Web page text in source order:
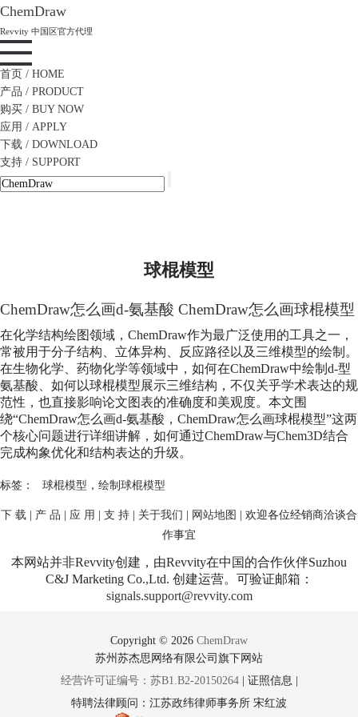
ChemDraw
Revvity 中国区官方代理
首页 / HOME
产品 / PRODUCT
购买 / BUY NOW
应用 / APPLY
下载 / DOWNLOAD
支持 / SUPPORT
球棍模型
ChemDraw怎么画d-氨基酸 ChemDraw怎么画球棍模型
在化学结构绘图领域，ChemDraw作为最广泛使用的工具之一，
常被用于分子结构、立体异构、反应路径以及三维模型的绘制。
在生物化学、药物化学等领域中，如何在ChemDraw中绘制d-型
氨基酸、如何以球棍模型展示三维结构，不仅关乎学术表达的规
范性，也直接影响论文图表的准确度和美观度。本文围
绕“ChemDraw怎么画d-氨基酸，ChemDraw怎么画球棍模型”这两
个核心问题进行详细讲解，如何通过ChemDraw与Chem3D结合
完成构象优化和结构表达的升级。
标签： 球棍模型 ， 绘制球棍模型
下 载 | 产 品 | 应 用 | 支 持 | 关于我们 | 网站地图 | 欢迎各位经销商洽谈合
作事宜
本网站并非Revvity创建，由Revvity在中国的合作伙伴Suzhou
C&J Marketing Co.,Ltd. 创建运营。可验证邮箱：
signals.support@revvity.com
Copyright © 2026 ChemDraw
苏州苏杰思网络有限公司旗下网站
经营许可证编号：苏B1.B2-20150264| 证照信息
特聘法律顾问：江苏政纬律师事务所 宋红波